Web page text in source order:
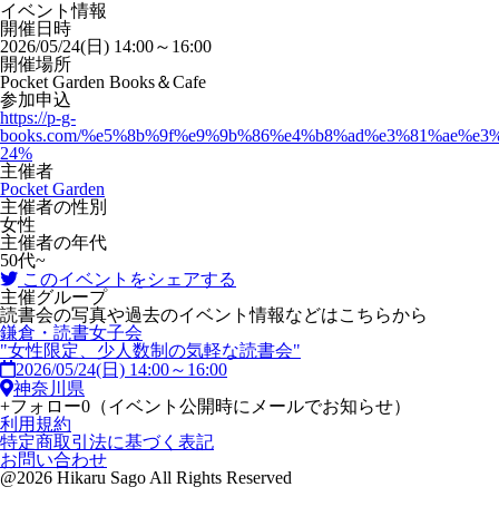
イベント情報
開催日時
2026/05/24(日) 14:00～16:00
開催場所
Pocket Garden Books＆Cafe
参加申込
https://p-g-
books.com/
24%
主催者
Pocket Garden
主催者の性別
女性
主催者の年代
50代~
このイベントをシェアする
主催グループ
読書会の写真や過去のイベント情報などはこちらから
鎌倉・読書女子会
"女性限定、少人数制の気軽な読書会"
2026/05/24(日) 14:00～16:00
神奈川県
+フォロー0 （イベント公開時にメールでお知らせ）
利用規約
特定商取引法に基づく表記
お問い合わせ
@2026 Hikaru Sago All Rights Reserved